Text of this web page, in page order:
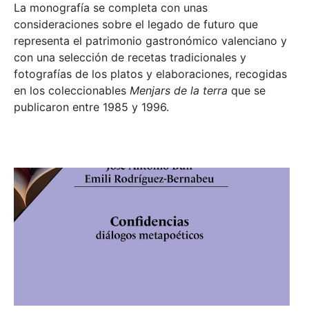
La monografía se completa con unas
consideraciones sobre el legado de futuro que
representa el patrimonio gastronómico valenciano y
con una selección de recetas tradicionales y
fotografías de los platos y elaboraciones, recogidas
en los coleccionables Menjars de la terra que se
publicaron entre 1985 y 1996.